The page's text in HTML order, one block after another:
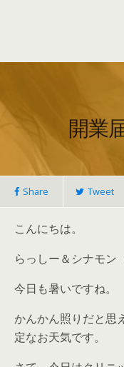
開業
Share Tweet
こんにちは。
らっしー＆シナモン
今日も暑いですね。
かんかん照りだと思
定なお天気です。